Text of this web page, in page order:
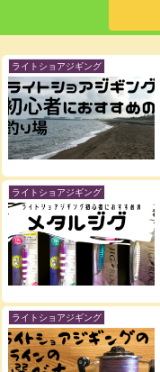
ライトショアジギング
ライトショアジギング
ライトショアジギング